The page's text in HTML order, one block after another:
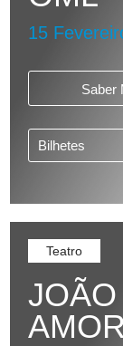
15
Saber
Bilhetes
Teatro